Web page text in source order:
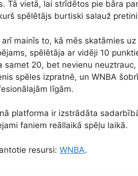
Tā vietā, lai strīdētos pie bāra
spēlētājs burtiski salauž
arī mainīs to, kā mēs skatāmies
spēlētāja ar vidēji 10
samet 20, bet nevienu
spēles izpratnē, un WNBA
līgām.
platforma ir izstrādāta
faniem reāllaikā spēļu laikā.
resursi: WNBA.